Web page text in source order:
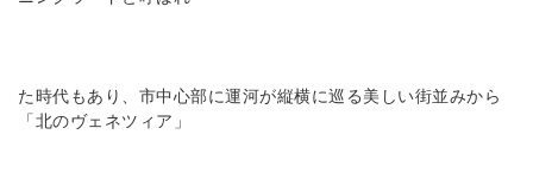
た時代もあり、市中心部に運河が縦横に巡る美しい街並みから
「北のヴェネツィア」